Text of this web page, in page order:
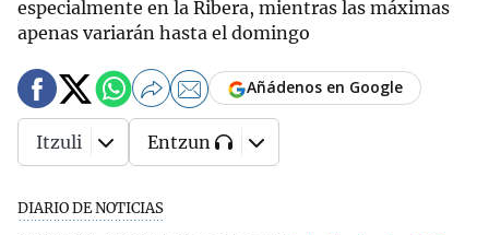
especialmente en la Ribera, mientras las máximas
apenas variarán hasta el domingo
DIARIO DE NOTICIAS
Añádenos en Google
Itzuli Entzun